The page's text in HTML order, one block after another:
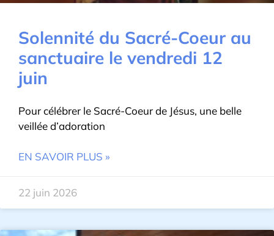
Solennité du Sacré-Coeur au
sanctuaire le vendredi 12
juin
Pour célébrer le Sacré-Coeur de Jésus, une belle
veillée d’adoration
EN SAVOIR PLUS »
22 juin 2026